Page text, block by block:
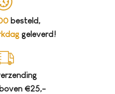
besteld,
geleverd!
€25,-